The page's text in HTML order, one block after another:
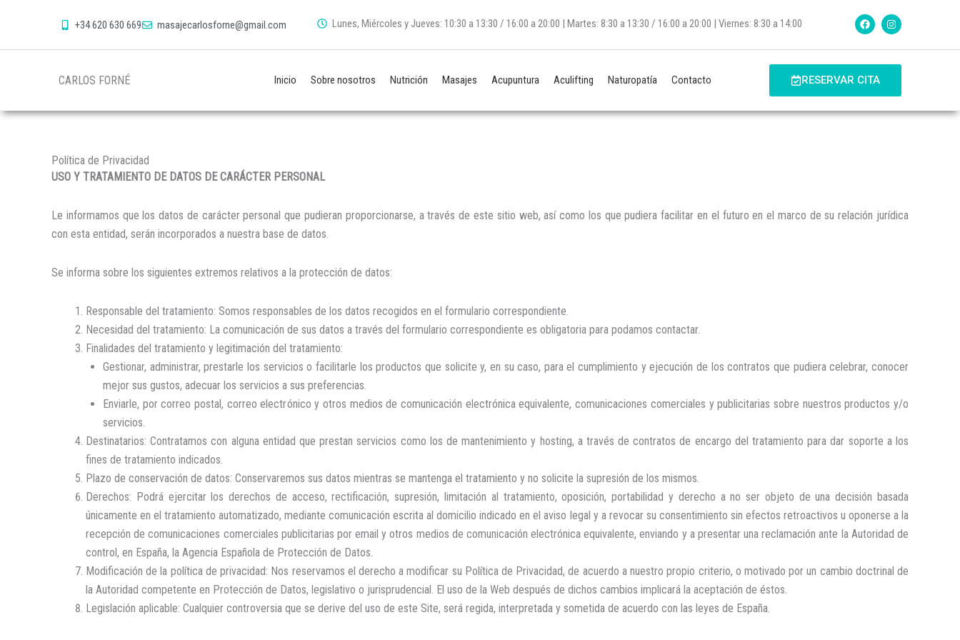
+34 620 630 669 masajecarlosforne@gmail.com Lunes, Miércoles y Jueves: 10:30 a 13:30 / 16:00 a 20:00 | Martes: 8:30 a 13:30 / 16:00 a 20:00 | Viernes: 8:30 a 14:00
F
a
e
o
I
n
t
m
CARLOS FORNÉ Inicio Sobre nosotros Nutrición Masajes Acupuntura Aculifting Naturopatía Contacto RESERVAR CITA
Política de Privacidad
USO Y TRATAMIENTO DE DATOS DE CARÁCTER PERSONAL
Le informamos que los datos de carácter personal que pudieran proporcionarse, a través de este sitio web, así como los que pudiera facilitar en el futuro en el marco de su relación jurídica
con esta entidad, serán incorporados a nuestra base de datos.
Se informa sobre los siguientes extremos relativos a la protección de datos:
Responsable del tratamiento: Somos responsables de los datos recogidos en el formulario correspondiente.
Necesidad del tratamiento: La comunicación de sus datos a través del formulario correspondiente es obligatoria para podamos contactar.
Finalidades del tratamiento y legitimación del tratamiento:
Gestionar, administrar, prestarle los servicios o facilitarle los productos que solicite y, en su caso, para el cumplimiento y ejecución de los contratos que pudiera celebrar, conocer
mejor sus gustos, adecuar los servicios a sus preferencias.
Enviarle, por correo postal, correo electrónico y otros medios de comunicación electrónica equivalente, comunicaciones comerciales y publicitarias sobre nuestros productos y/o
servicios.
Destinatarios: Contratamos con alguna entidad que prestan servicios como los de mantenimiento y hosting, a través de contratos de encargo del tratamiento para dar soporte a los
fines de tratamiento indicados.
Plazo de conservación de datos: Conservaremos sus datos mientras se mantenga el tratamiento y no solicite la supresión de los mismos.
Derechos: Podrá ejercitar los derechos de acceso, rectificación, supresión, limitación al tratamiento, oposición, portabilidad y derecho a no ser objeto de una decisión basada
únicamente en el tratamiento automatizado, mediante comunicación escrita al domicilio indicado en el aviso legal y a revocar su consentimiento sin efectos retroactivos u oponerse a la
recepción de comunicaciones comerciales publicitarias por email y otros medios de comunicación electrónica equivalente, enviando y a presentar una reclamación ante la Autoridad de
control, en España, la Agencia Española de Protección de Datos.
Modificación de la política de privacidad: Nos reservamos el derecho a modificar su Política de Privacidad, de acuerdo a nuestro propio criterio, o motivado por un cambio doctrinal de
la Autoridad competente en Protección de Datos, legislativo o jurisprudencial. El uso de la Web después de dichos cambios implicará la aceptación de éstos.
Legislación aplicable: Cualquier controversia que se derive del uso de este Site, será regida, interpretada y sometida de acuerdo con las leyes de España.